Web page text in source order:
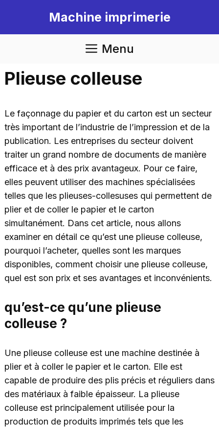
contenu
Machine imprimerie
Menu
Plieuse colleuse
Le façonnage du papier et du carton est un secteur
très important de l’industrie de l’impression et de la
publication. Les entreprises du secteur doivent
traiter un grand nombre de documents de manière
efficace et à des prix avantageux. Pour ce faire,
elles peuvent utiliser des machines spécialisées
telles que les plieuses-collesuses qui permettent de
plier et de coller le papier et le carton
simultanément. Dans cet article, nous allons
examiner en détail ce qu’est une plieuse colleuse,
pourquoi l’acheter, quelles sont les marques
disponibles, comment choisir une plieuse colleuse,
quel est son prix et ses avantages et inconvénients.
qu’est-ce qu’une plieuse
colleuse ?
Une plieuse colleuse est une machine destinée à
plier et à coller le papier et le carton. Elle est
capable de produire des plis précis et réguliers dans
des matériaux à faible épaisseur. La plieuse
colleuse est principalement utilisée pour la
production de produits imprimés tels que les